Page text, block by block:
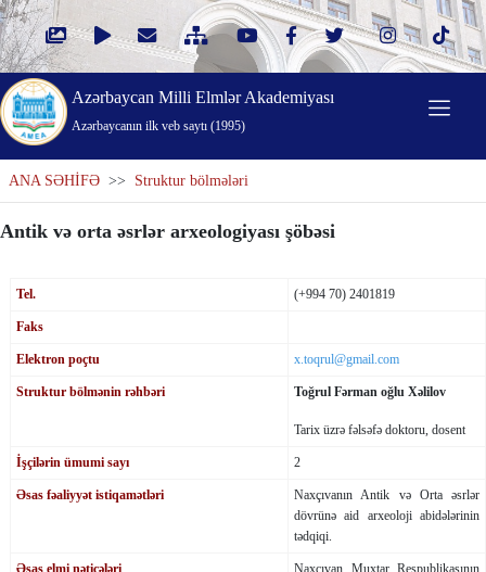
Azərbaycan Milli Elmlər Akademiyası
Azərbaycanın ilk veb saytı (1995)
ANA SƏHİFƏ >> Struktur bölmələri
Antik və orta əsrlər arxeologiyası şöbəsi
Tel. (+994 70) 2401819
Faks
Elektron poçtu x.toqrul@gmail.com
Struktur bölmənin rəhbəri Toğrul Fərman oğlu Xəlilov
Tarix üzrə fəlsəfə doktoru, dosent
İşçilərin ümumi sayı 2
Əsas fəaliyyət istiqamətləri
Naxçıvanın Antik və Orta əsrlər
dövrünə aid arxeoloji abidələrinin
tədqiqi.